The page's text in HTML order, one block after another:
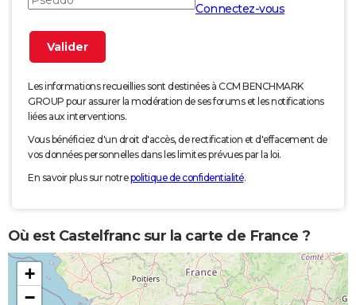
Connectez-vous
Les informations recueillies sont destinées à CCM BENCHMARK
GROUP pour assurer la modération de ses forums et les notifications
liées aux interventions.
Vous bénéficiez d'un droit d'accès, de rectification et d'effacement de
vos données personnelles dans les limites prévues par la loi.
En savoir plus sur notrepolitique de confidentialité.
Où est Castelfranc sur la carte de France ?
+
−